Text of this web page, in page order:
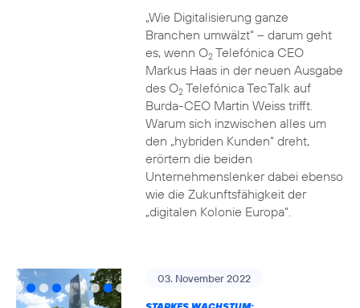
„Wie Digitalisierung ganze
Branchen umwälzt“ – darum geht
es, wenn O2Telefónica CEO
Markus Haas in der neuen Ausgabe
des O2Telefónica TecTalk auf
Burda-CEO Martin Weiss trifft.
Warum sich inzwischen alles um
den „hybriden Kunden“ dreht,
erörtern die beiden
Unternehmenslenker dabei ebenso
wie die Zukunftsfähigkeit der
„digitalen Kolonie Europa“.
03. November 2022